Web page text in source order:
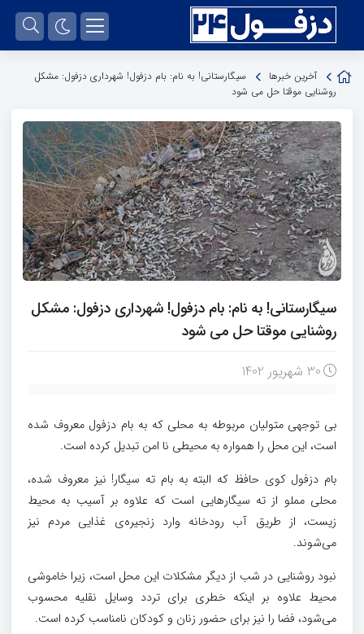
آخرین خبرها
سیگارستانی! به نام: بام دزفول! شهرداری دزفول: مشکل
روشنایی موقتا حل می شود
سیگارستانی! به نام: بام دزفول! شهرداری دزفول: مشکل
روشنایی موقتا حل می شود
30 شهریور 1402
بی توجهی متولیان مربوطه به محلی که به بام دزفول معروف شده
است، این محل را همواره به محیطی نا امن تبدیل کرده است.
بام دزفول کوی حافظ که البته به بام ته سیگار! نیز معروف شده،
محلی مملو از ته سیگارهایی است که علاوه بر آسیب به محیط
زیست، از طریق آب رودخانه وارد زنجیره‌ی غذایی مردم نیز
می‌شوند.
نبود روشنایی در شب از دیگر مشکلات این محل است، زیرا خاموشی
محیط علاوه بر اینکه خطری برای تردد وسایل نقلیه محسوب
می‌شود، فضا را نیز برای حضور زنان و کودکان نامناسب کرده‌ است.